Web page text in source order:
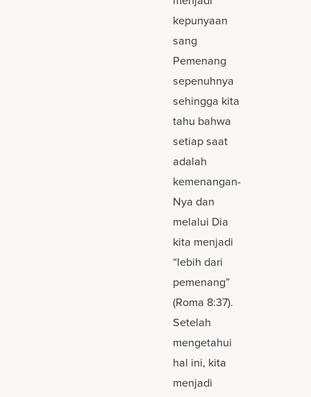
kepunyaan
sang
Pemenang
sepenuhnya
sehingga kita
tahu bahwa
setiap saat
adalah
kemenangan-
Nya dan
melalui Dia
kita menjadi
“lebih dari
pemenang”
(Roma 8:37).
Setelah
mengetahui
hal ini, kita
menjadi